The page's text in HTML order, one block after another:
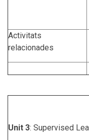
Activitats
relacionades
Unit 3: Supervised